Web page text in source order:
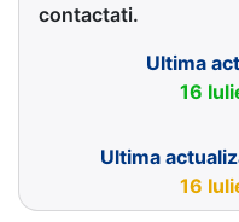
contactati.
Ultima
16
Ultima
16